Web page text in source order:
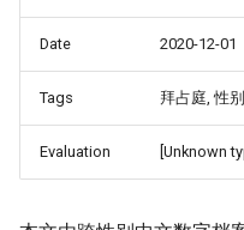
Date 2020-12-01
Tags 拜占庭, 性
Evaluation [Unknown